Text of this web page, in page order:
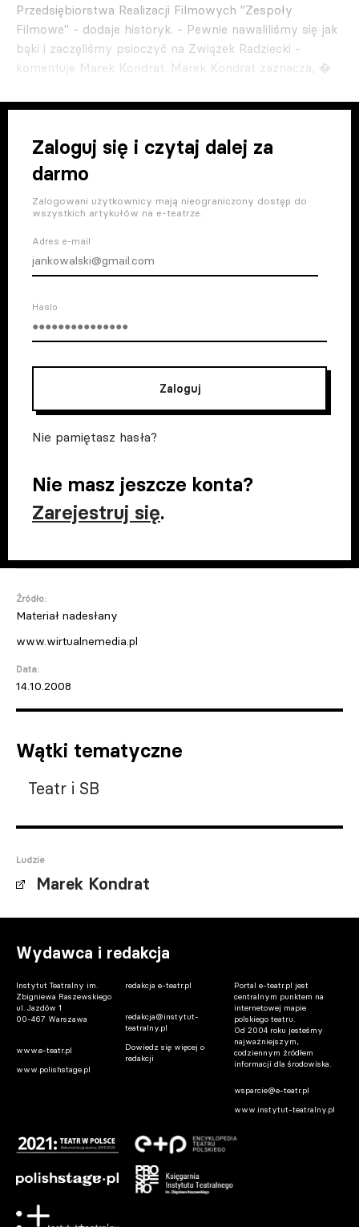
Przedsiębiorstwa Realizacji Filmowych "Zespoły
Filmowe" - dodaje historyk. - Pewnie nawaliliśmy się jak
bąki i zaczęliśmy psioczyć na Związek Radziecki -
komentuje Marek Kondrat. Marek Kondrat zaznacza, �
Zaloguj się i czytaj dalej za
darmo
Zalogowani użytkownicy mają nieograniczony dostęp do
wszystkich artykułów na e-teatrze.
Adres e-mail
Haslo
Zaloguj
Nie pamiętasz hasła?
Nie masz jeszcze konta?
Zarejestruj się.
Źródło:
Materiał nadesłany
www.wirtualnemedia.pl
Data:
14.10.2008
Wątki tematyczne
Teatr i SB
Ludzie
Marek Kondrat
Wydawca i redakcja
Instytut Teatralny im.
Zbigniewa Raszewskiego
ul. Jazdów 1
00-467 Warszawa
www.e-teatr.pl
www.polishstage.pl
redakcja e-teatr.pl
redakcja@instytut-
teatralny.pl
Dowiedz się więcej o
redakcji
Portal e-teatr.pl jest
centralnym punktem na
internetowej mapie
polskiego teatru.
Od 2004 roku jesteśmy
najważniejszym,
codziennym źródłem
informacji dla środowiska.
wsparcie@e-teatr.pl
www.instytut-teatralny.pl